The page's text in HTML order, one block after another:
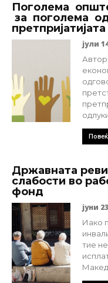
Поголема
за поголема
претпријатијата
јули
Државната
слабости во
фонд
јуни
Иако
тие